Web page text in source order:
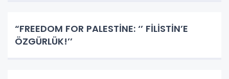
​​​​​​​“FREEDOM FOR PALESTİNE: ‘’ FİLİSTİN’E
ÖZGÜRLÜK!’’